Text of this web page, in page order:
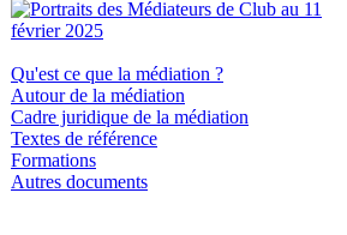
Qu'est ce que la médiation ?
Autour de la médiation
Cadre juridique de la médiation
Textes de référence
Formations
Autres documents